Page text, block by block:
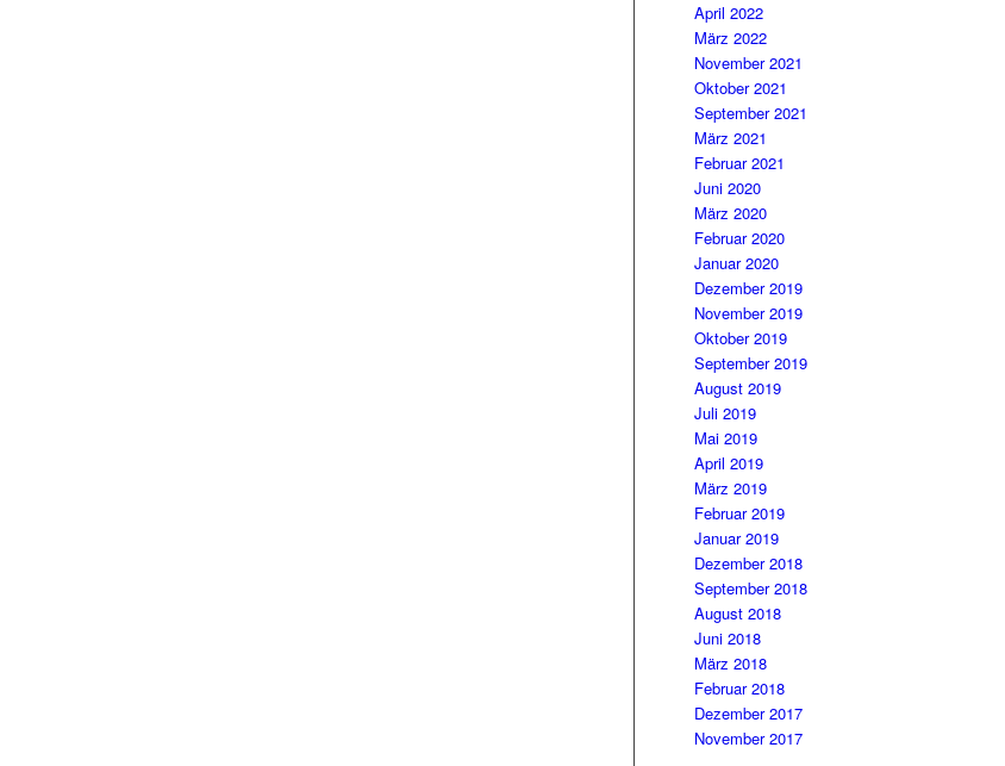
April 2022
März 2022
November 2021
Oktober 2021
September 2021
März 2021
Februar 2021
Juni 2020
März 2020
Februar 2020
Januar 2020
Dezember 2019
November 2019
Oktober 2019
September 2019
August 2019
Juli 2019
Mai 2019
April 2019
März 2019
Februar 2019
Januar 2019
Dezember 2018
September 2018
August 2018
Juni 2018
März 2018
Februar 2018
Dezember 2017
November 2017